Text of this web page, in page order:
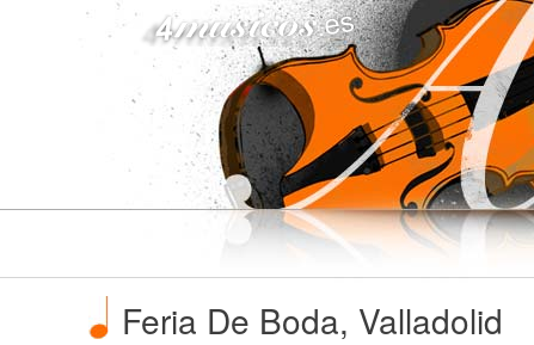
4musicos.es
Feria De Boda, Valladolid